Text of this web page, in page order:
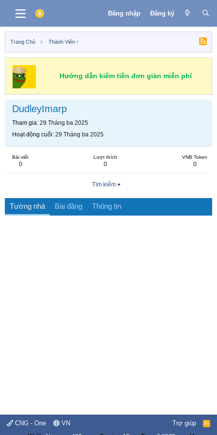
Đăng nhập Đăng ký
Trang Chủ Thành Viên
Hướng dẫn kiếm tiền đơn giản miễn phí
DudleyImarp
Tham gia 29 Tháng ba 2025
Hoạt động cuối 29 Tháng ba 2025
Bài viết
0
Lượt thích
0
VNB Token
0
Tìm kiếm
Tường nhà Bài đăng Thông tin
CNG - One VN Trợ giúp
R